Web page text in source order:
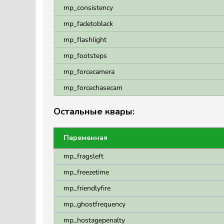
mp_consistency
mp_fadetoblack
mp_flashlight
mp_footsteps
mp_forcecamera
mp_forcechasecam
Остальные квары:
Переменная
mp_fragsleft
mp_freezetime
mp_friendlyfire
mp_ghostfrequency
mp_hostagepenalty